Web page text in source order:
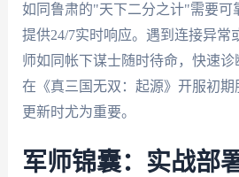
如同鲁肃的"天下二分之计"需要可
提供24/7实时响应。遇到连接异常
师如同帐下谋士随时待命，快速
在《真三国无双：起源》开服初
更新时尤为重要。
军师锦囊：实战部